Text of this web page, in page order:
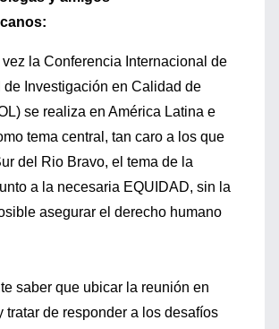
vez la Conferencia Internacional de
de Investigación en Calidad de
se realiza en América Latina e
tema central, tan caro a los que
del Rio Bravo, el tema de la
a la necesaria EQUIDAD, sin la
asegurar el derecho humano
saber que ubicar la reunión en
tratar de responder a los desafíos